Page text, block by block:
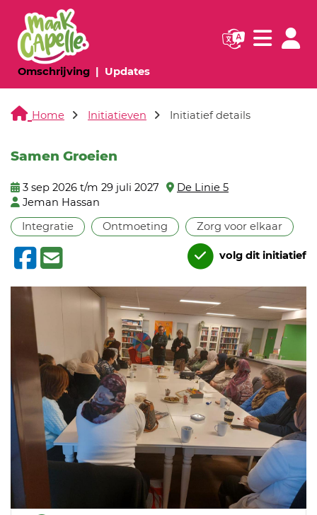
Omschrijving(huidige pagina)
Updates(huidige pagina)
Navigatie
Home Initiatieven Initiatief details
Samen Groeien
3 sep 2026 t/m 29 juli 2027
De Linie 5
Jeman Hassan
Integratie
Ontmoeting Zorg voor elkaar
volg dit initiatief